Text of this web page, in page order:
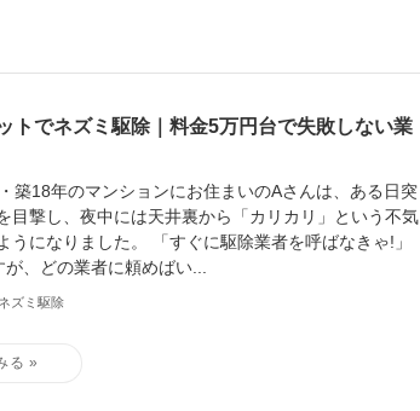
トでネズミ駆除｜料金5万円台で失敗しない業
築18年のマンションにお住まいのAさんは、ある日突
目撃し、夜中には天井裏から「カリカリ」という不気
うになりました。 「すぐに駆除業者を呼ばなきゃ!」
、どの業者に頼めばい...
ネズミ駆除